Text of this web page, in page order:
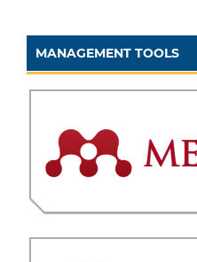
MANAGEMENT TOOLS